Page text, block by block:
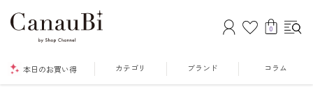
0
本日のお買い得 カテゴリ ブランド コラム